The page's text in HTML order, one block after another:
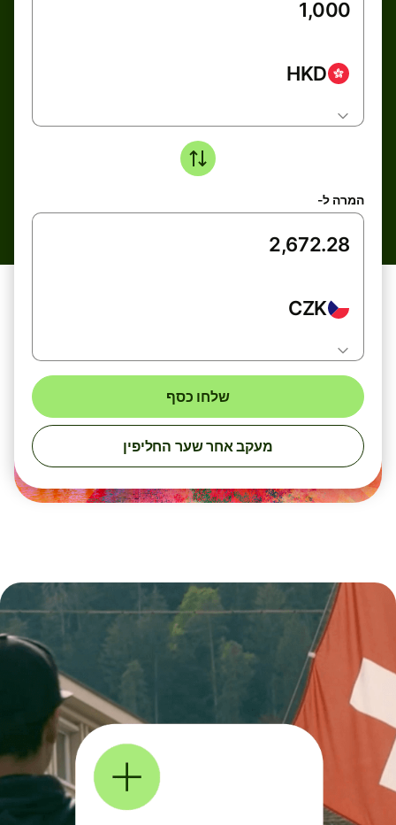
HKD
המרה ל-
CZK
שלחו כסף
מעקב אחר שער החליפין